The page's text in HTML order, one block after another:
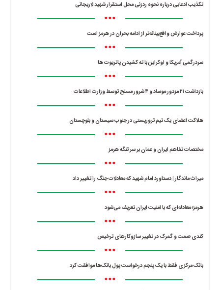
تکذیب ادعایی درباره نحوه ردزنی محل استقرار شهید لاریجانی
•••
پرداخت عوارض واقع‌بینانه‌تر از ادامه بحران در هرمز است
•••
سردرگمی آمریکا و اوکراین با ته کشیدن پاتریوت ها
•••
بازداشت ۲۱ مزدور موساد و ۴ شرور مسلح توسط وزارت اطلاعات
•••
هلاکت اعضای یک تیم تروریستی در جنوب سیستان و بلوچستان
•••
مختصات تفاهم ایران و عمان بر سر تنگه هرمز
•••
میراث ماندگار | دستاورد امام شهید که معادلات جنگ را تغییر داد
•••
هرمز؛ معادله‌ای که با امنیت ایران تعریف می‌شود
•••
کندی صمت و گمرک در تغییر سازوکارهای ترخیص
•••
بانک مرکزی فقط با یک‌ پنجم درخواست پول بانک‌ها موافقت کرد
•••